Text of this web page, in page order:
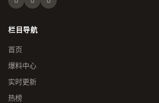
栏目导航
首页
爆料中心
实时更新
热榜